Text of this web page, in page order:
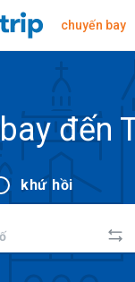
chuyến bay
đến
khứ hồi